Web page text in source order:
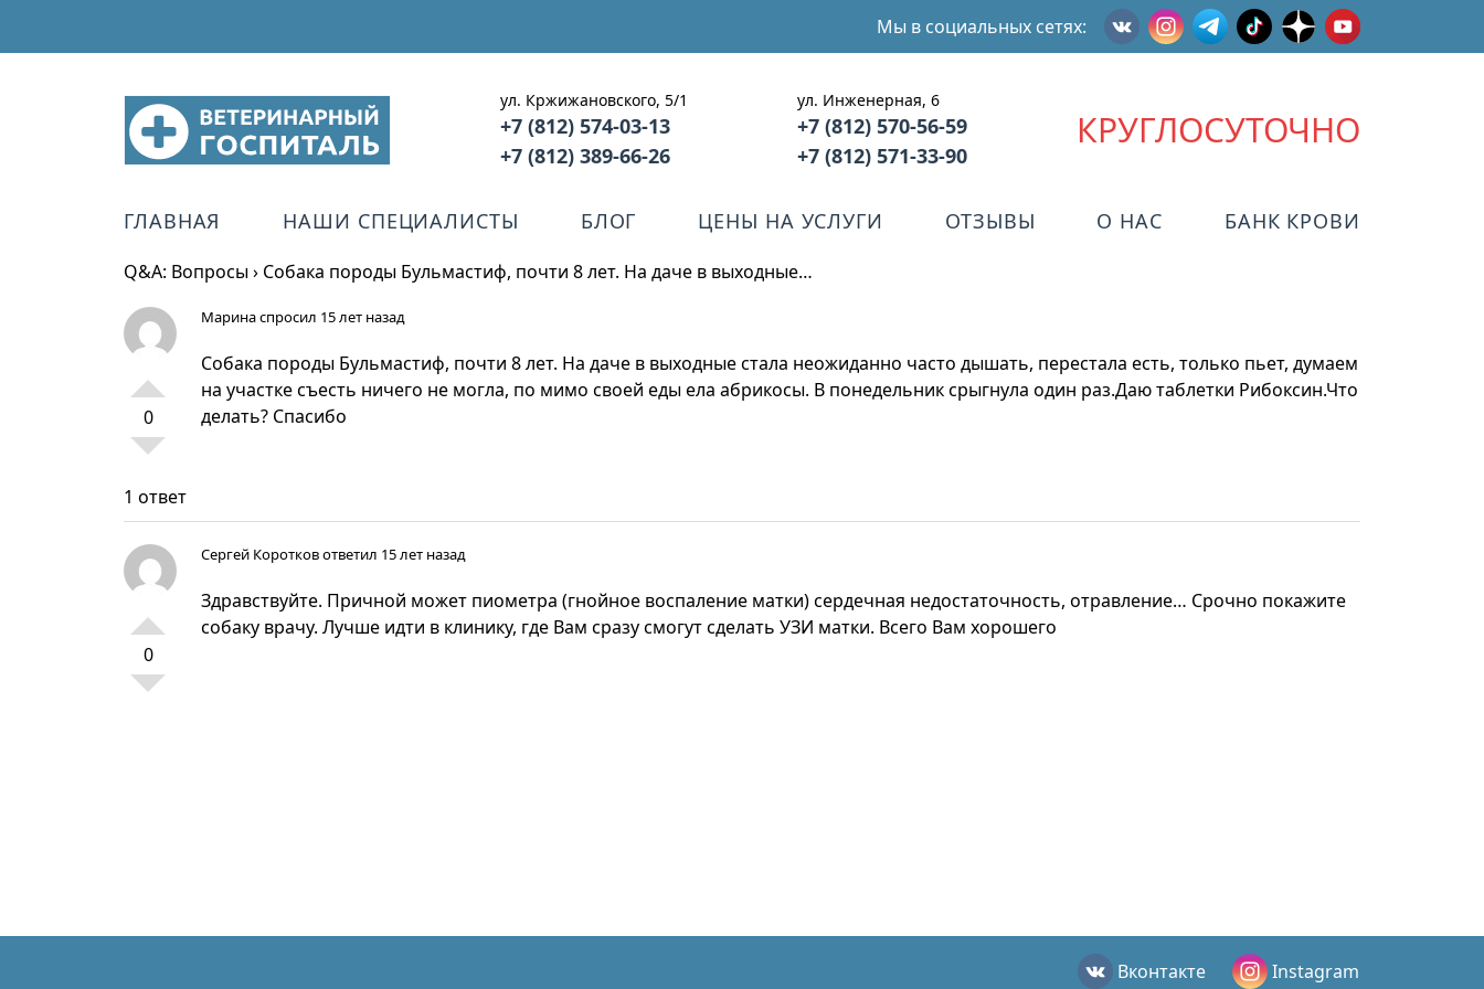
Мы в социальных сетях:
ул. Кржижановского, 5/1
+7 (812) 574-03-13
+7 (812) 389-66-26
ул. Инженерная, 6
+7 (812) 570-56-59
+7 (812) 571-33-90
КРУГЛОСУТОЧНО
ГЛАВНАЯ НАШИ СПЕЦИАЛИСТЫ БЛОГ ЦЕНЫ НА УСЛУГИ ОТЗЫВЫ О НАС БАНК КРОВИ
Q&A: Вопросы› Собака породы Бульмастиф, почти 8 лет. На даче в выходные…
0
Маринаспросил 15 лет назад
Собака породы Бульмастиф, почти 8 лет. На даче в выходные стала неожиданно часто дышать, перестала есть, только пьет, думаем
на участке съесть ничего не могла, по мимо своей еды ела абрикосы. В понедельник срыгнула один раз.Даю таблетки Рибоксин.Что
делать? Спасибо
1 ответ
0
Сергей Коротковответил 15 лет назад
Здравствуйте. Причной может пиометра (гнойное воспаление матки) сердечная недостаточность, отравление… Срочно покажите
собаку врачу. Лучше идти в клинику, где Вам сразу смогут сделать УЗИ матки. Всего Вам хорошего
Вконтакте Instagram